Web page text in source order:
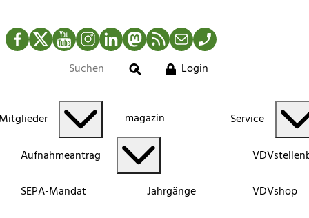
Facebook
TwitterYouTubeInstagram
LinkedInMastodonRSS-Newsfeed
MailTelefon
Suche
Login
Mitglieder
Aufnahmeantrag
SEPA-Mandat
magazin
Jahrgänge
Service
VDVshop